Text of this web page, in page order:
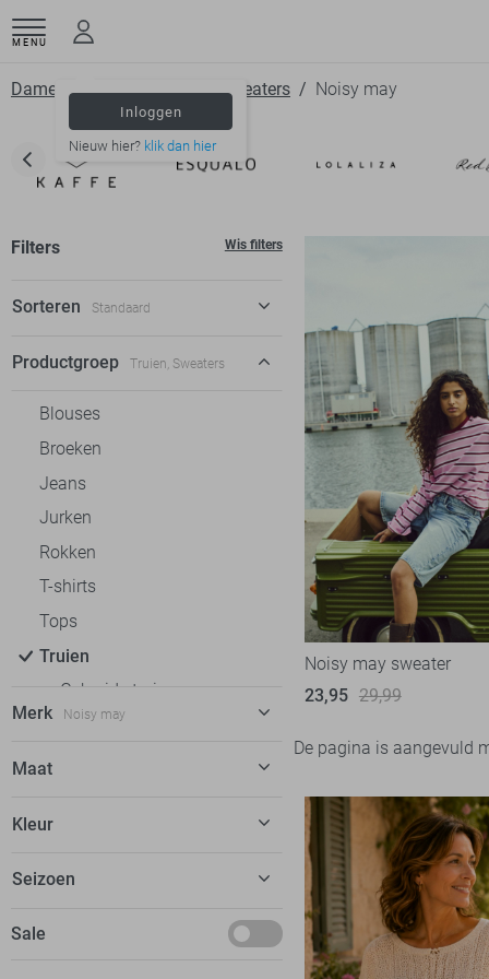
MENU
Inloggen
Nieuw hier? klik dan hier
Dameskleding Truien Sweaters Noisy may
Filters Wis filters
Sorteren Standaard
Standaard
Productgroep Truien, Sweaters
Blouses
Broeken
Jeans
Jurken
Rokken
T-shirts
Tops
Truien
Gebreide truien
Kabeltruien
Vesten
Merk Noisy may
Calvin Klein 9
Fluresk
Garcia
Maat
XS
M
Kleur
Grijs
Seizoen
Basics
Sale
Noisy may sweater
23,95 29,99
De pagina is aangevuld